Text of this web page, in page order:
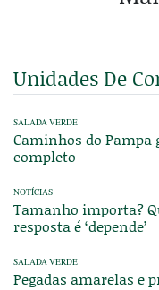
Unidades De
SALADA VERDE
Caminhos do
completo
NOTÍCIAS
Tamanho importa?
resposta é ‘depende’
SALADA VERDE
Pegadas amarelas e